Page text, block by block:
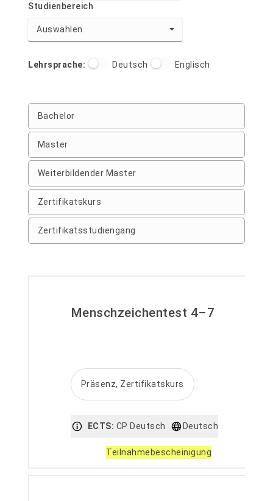
Studienbereich
Auswählen
Lehrsprache: Filtern nach Studiengaenge_lehrsprache
Deutsch Englisch
Bachelor
Master
Weiterbildender Master
Zertifikatskurs
Zertifikatsstudiengang
Menschzeichentest 4–7
Präsenz, Zertifikatskurs
ECTS: CP Deutsch Deutsch
Teilnahmebescheinigung